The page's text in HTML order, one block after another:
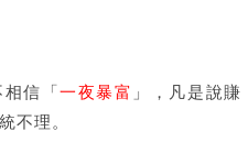
相信「一夜暴富 」，凡是說賺
不理。